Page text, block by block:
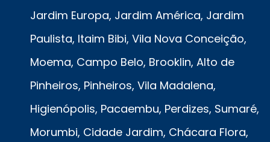
Jardim Europa, Jardim América, Jardim
Paulista, Itaim Bibi, Vila Nova Conceição,
Moema, Campo Belo, Brooklin, Alto de
Pinheiros, Pinheiros, Vila Madalena,
Higienópolis, Pacaembu, Perdizes, Sumaré,
Morumbi, Cidade Jardim, Chácara Flora,